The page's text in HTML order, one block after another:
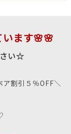
ます🌸🌸
さい☆
割引５％OFF＼